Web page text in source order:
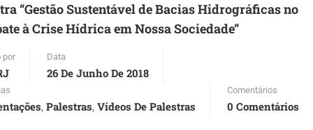
“Gestão Sustentável de Bacias Hidrográficas no
à Crise Hídrica em Nossa Sociedade”
por Data
26 De Junho De 2018
, Palestras, Vídeos De Palestras
Comentários
0 Comentários